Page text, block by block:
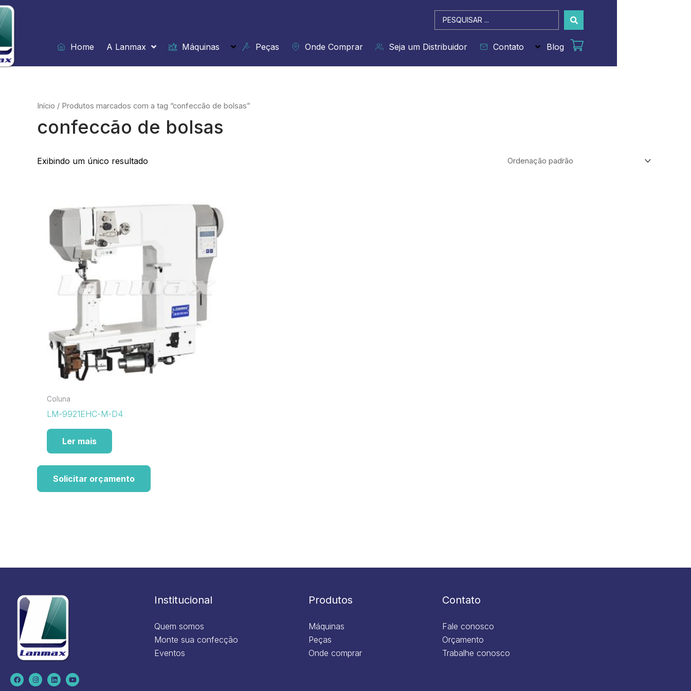
Ir
para
o
conteúdo
Pesquisar
...
Home
A Lanmax Máquinas Peças Onde Comprar Seja um Distribuidor Contato Blog
Início / Produtos marcados com a tag “confeccão de bolsas”
confeccão de bolsas
Exibindo um único resultado
Coluna
LM-9921EHC-M-D4
Ler mais
Solicitar orçamento
F
a
c
I
n
s
L
i
n
Y
o
u
Institucional
Quem somos
Monte sua confecção
Eventos
Produtos
Máquinas
Peças
Onde comprar
Contato
Fale conosco
Orçamento
Trabalhe conosco